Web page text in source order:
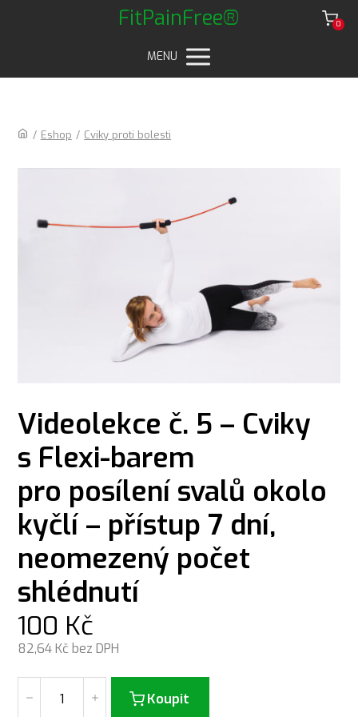
FitPainFree® 0
MENU
/ Eshop / Cviky proti bolesti
Videolekce č. 5 – Cviky
s Flexi-barem
pro posílení svalů okolo
kyčlí – přístup 7 dní,
neomezený počet
shlédnutí
100 Kč
82,64Kč bez DPH
Koupit